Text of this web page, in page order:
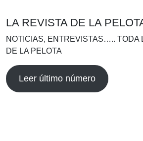
LA REVISTA DE LA
NOTICIAS, ENTREVISTAS….. TODA
DE LA PELOTA
Leer último número